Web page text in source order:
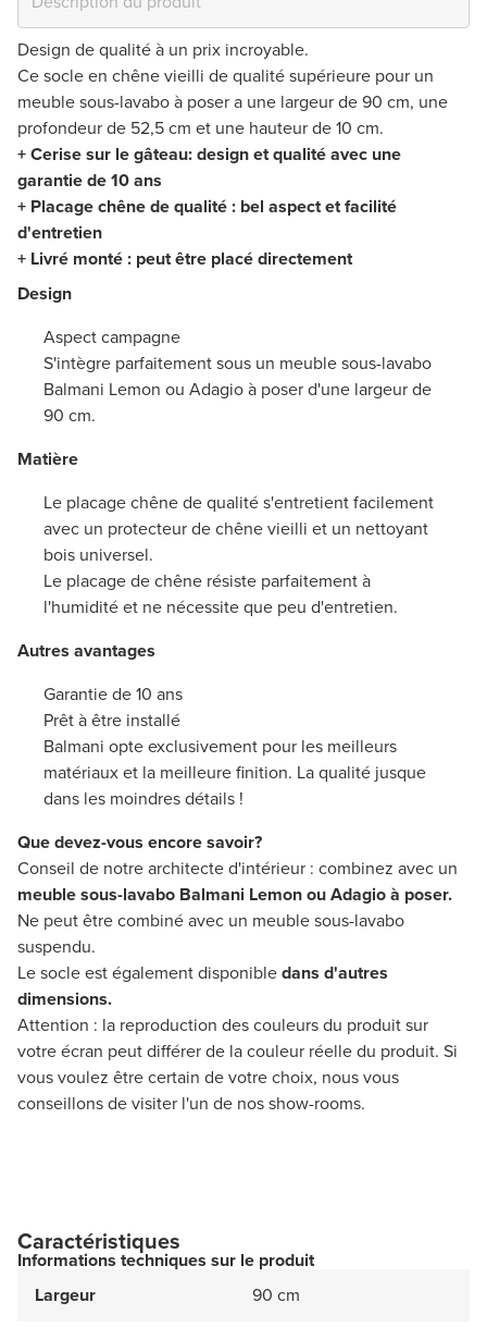
Design de qualité à un prix incroyable.
Ce socle en chêne vieilli de qualité supérieure pour un
meuble sous-lavabo à poser a une largeur de 90 cm, une
profondeur de 52,5 cm et une hauteur de 10 cm.
+ Cerise sur le gâteau: design et qualité avec une
garantie de 10 ans
+ Placage chêne de qualité : bel aspect et facilité
d'entretien
+ Livré monté : peut être placé directement
Design
Aspect campagne
S'intègre parfaitement sous un meuble sous-lavabo
Balmani Lemon ou Adagio à poser d'une largeur de
90 cm.
Matière
Le placage chêne de qualité s'entretient facilement
avec un protecteur de chêne vieilli et un nettoyant
bois universel.
Le placage de chêne résiste parfaitement à
l'humidité et ne nécessite que peu d'entretien.
Autres avantages
Garantie de 10 ans
Prêt à être installé
Balmani opte exclusivement pour les meilleurs
matériaux et la meilleure finition. La qualité jusque
dans les moindres détails !
Que devez-vous encore savoir?
Conseil de notre architecte d'intérieur : combinez avec un
meuble sous-lavabo Balmani Lemon ou Adagioà poser.
Ne peut être combiné avec un meuble sous-lavabo
suspendu.
Le socle est également disponibledans d'autres
dimensions.
Attention : la reproduction des couleurs du produit sur
votre écran peut différer de la couleur réelle du produit. Si
vous voulez être certain de votre choix, nous vous
conseillons de visiter l'un de nos show-rooms.
Caractéristiques
Informations techniques sur le produit
Largeur
90 cm